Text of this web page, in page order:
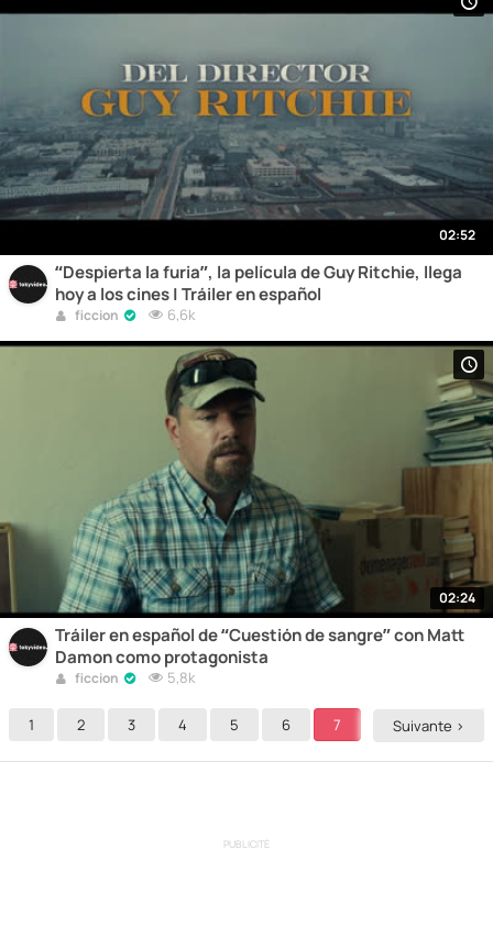
02:52
“Despierta la furia”, la película de Guy Ritchie, llega
hoy a los cines | Tráiler en español
ficcion 6,6k
02:24
Tráiler en español de “Cuestión de sangre” con Matt
Damon como protagonista
ficcion 5,8k
1 2 3 4 5 6 7 9
Suivante >
PUBLICITÉ